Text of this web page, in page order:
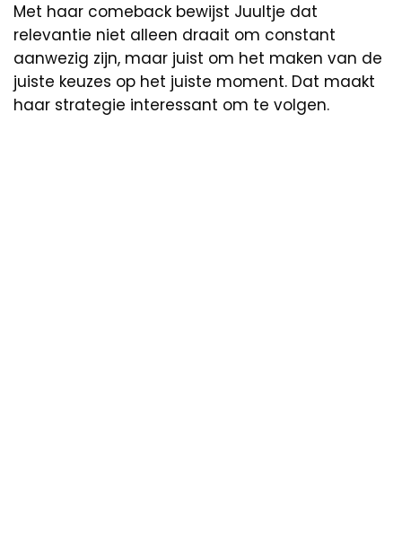
Met haar comeback bewijst Juultje dat
relevantie niet alleen draait om constant
aanwezig zijn, maar juist om het maken van de
juiste keuzes op het juiste moment. Dat maakt
haar strategie interessant om te volgen.